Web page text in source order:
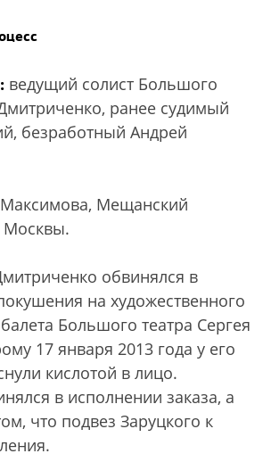
ведущий солист Большого
ранее судимый
безработный Андрей
Мещанский
Москвы.
обвинялся в
на художественного
Большого театра Сергея
17 января 2013 года у его
кислотой в лицо.
в исполнении заказа, а
что подвез Заруцкого к